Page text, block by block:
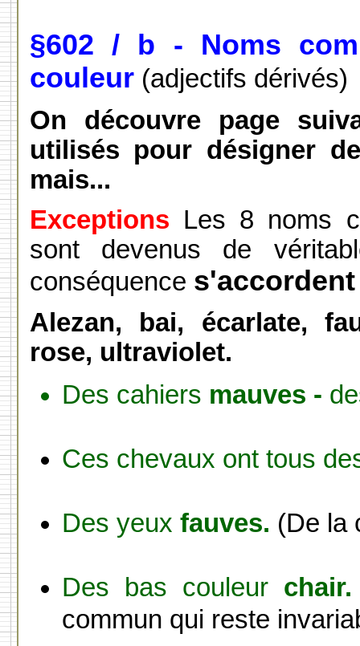
§602 / b - Noms
couleur(adjectifs dérivés)
On découvre page
utilisés pour désigner
mais...
Exceptions Les 8 noms
sont devenus de
conséquence s'accordent
Alezan, bai, écarlate,
rose, ultraviolet.
Des cahiers mauves -
Ces chevaux ont tous
Des yeux fauves. (De la
Des bas couleur chair.
commun qui reste